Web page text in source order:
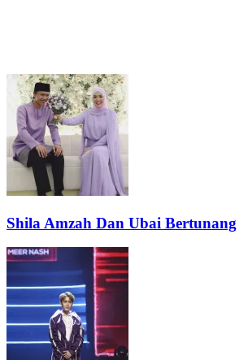
Shila Amzah Dan Ubai Bertunang